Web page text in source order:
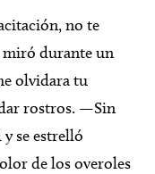
no te
durante un
olvidara tu
rostros. —Sin
se estrelló
de los overoles